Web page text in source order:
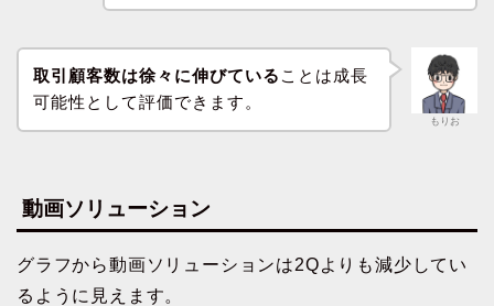
もりお
取引顧客数は徐々に伸びている ことは成長
可能性として評価できます。
動画ソリューション
グラフから動画ソリューションは2Qよりも減少してい
るように見えます。